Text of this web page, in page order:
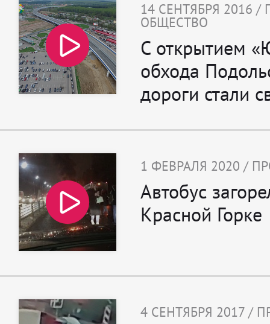
14 СЕНТЯБРЯ 2016
ОБЩЕСТВО
С открытием
обхода
дороги стали
1 ФЕВРАЛЯ 2020 /
Автобус
Красной Горке
4 СЕНТЯБРЯ 2017 /